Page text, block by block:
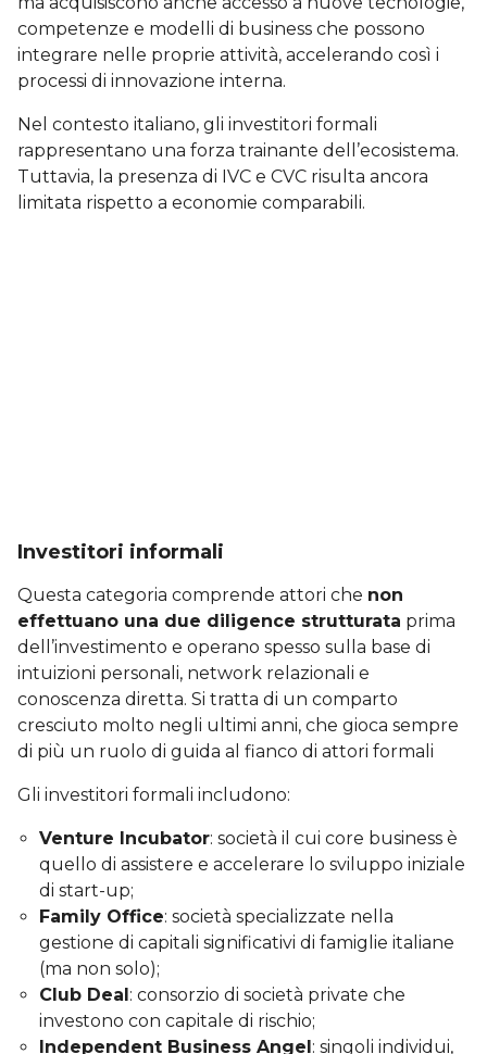
competenze e modelli di business che possono
integrare nelle proprie attività, accelerando così i
processi di innovazione interna.
Nel contesto italiano, gli investitori formali
rappresentano una forza trainante dell’ecosistema.
Tuttavia, la presenza di IVC e CVC risulta ancora
limitata rispetto a economie comparabili.
Investitori informali
Questa categoria comprende attori che non
effettuano una due diligence strutturata prima
dell’investimento e operano spesso sulla base di
intuizioni personali, network relazionali e
conoscenza diretta. Si tratta di un comparto
cresciuto molto negli ultimi anni, che gioca sempre
di più un ruolo di guida al fianco di attori formali
Gli investitori formali includono:
Venture Incubator: società il cui core business è
quello di assistere e accelerare lo sviluppo iniziale
di start-up;
Family Office: società specializzate nella
gestione di capitali significativi di famiglie italiane
(ma non solo);
Club Deal: consorzio di società private che
investono con capitale di rischio;
Independent Business Angel: singoli individui,